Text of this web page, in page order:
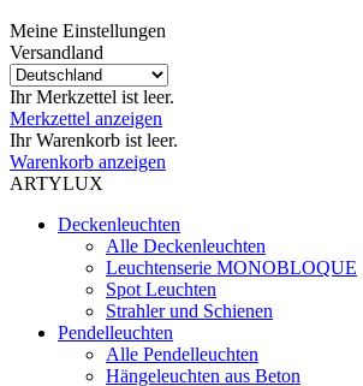
Meine Einstellungen
Versandland
Ihr Merkzettel ist leer.
Merkzettel anzeigen
Ihr Warenkorb ist leer.
Warenkorb anzeigen
ARTYLUX
Deckenleuchten
Alle Deckenleuchten
Leuchtenserie MONOBLOQUE
Spot Leuchten
Strahler und Schienen
Pendelleuchten
Alle Pendelleuchten
Hängeleuchten aus Beton